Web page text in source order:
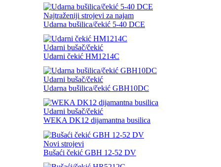
Najtraženiji strojevi za najam
Udarna bušilica/čekić 5-40 DCE
Udarni bušač/čekić
Udarni čekić HM1214C
Udarni bušač/čekić
Udarna bušilica/čekić GBH10DC
Udarni bušač/čekić
WEKA DK12 dijamantna busilica
Novi strojevi
Bušaći čekić GBH 12-52 DV